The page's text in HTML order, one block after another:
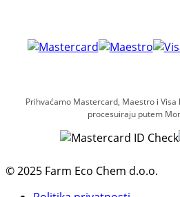
Prihvaćamo Mastercard, Maestro i
procesuiraju putem
© 2025 Farm Eco Chem d.o.o.